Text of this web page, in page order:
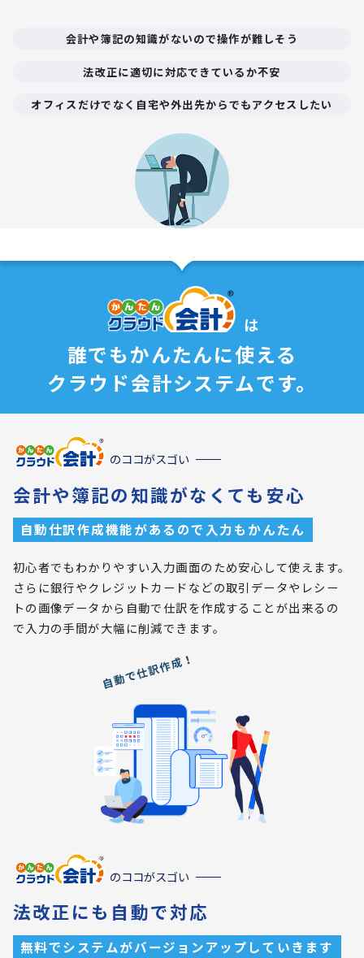
会計や簿記の知識がないので操作が難しそう
法改正に適切に対応できているか不安
オフィスだけでなく自宅や外出先からでもアクセスしたい
は
誰でもかんたんに使える
クラウド会計システムです。
のココがスゴい
会計や簿記の知識がなくても安心
自動仕訳作成機能があるので入力もかんたん
初心者でもわかりやすい入力画面のため安心して使えます。
さらに銀行やクレジットカードなどの取引データやレシー
トの画像データから自動で仕訳を作成することが出来るの
で入力の手間が大幅に削減できます。
のココがスゴい
法改正にも自動で対応
無料でシステムがバージョンアップしていきます